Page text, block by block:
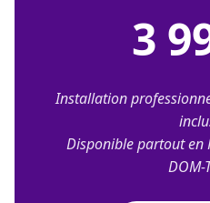
3
Installation
Disponible partout en
DOM-